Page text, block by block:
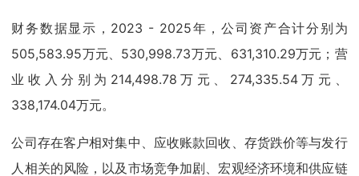
财务数据显示，2023 - 2025年，公司资产合计分别为
505,583.95万元、530,998.73万元、631,310.29万元；营
业收入分别为214,498.78万元、274,335.54万元、
338,174.04万元。
公司存在客户相对集中、应收账款回收、存货跌价等与发行
人相关的风险，以及市场竞争加剧、宏观经济环境和供应链